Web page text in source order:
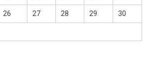
26 27 28 29 30